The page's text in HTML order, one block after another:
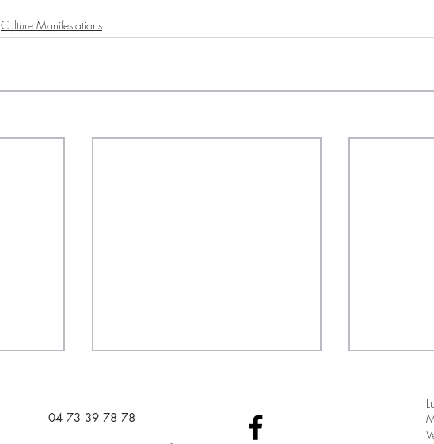
Culture Manifestations
04 73 39 78 78​
V